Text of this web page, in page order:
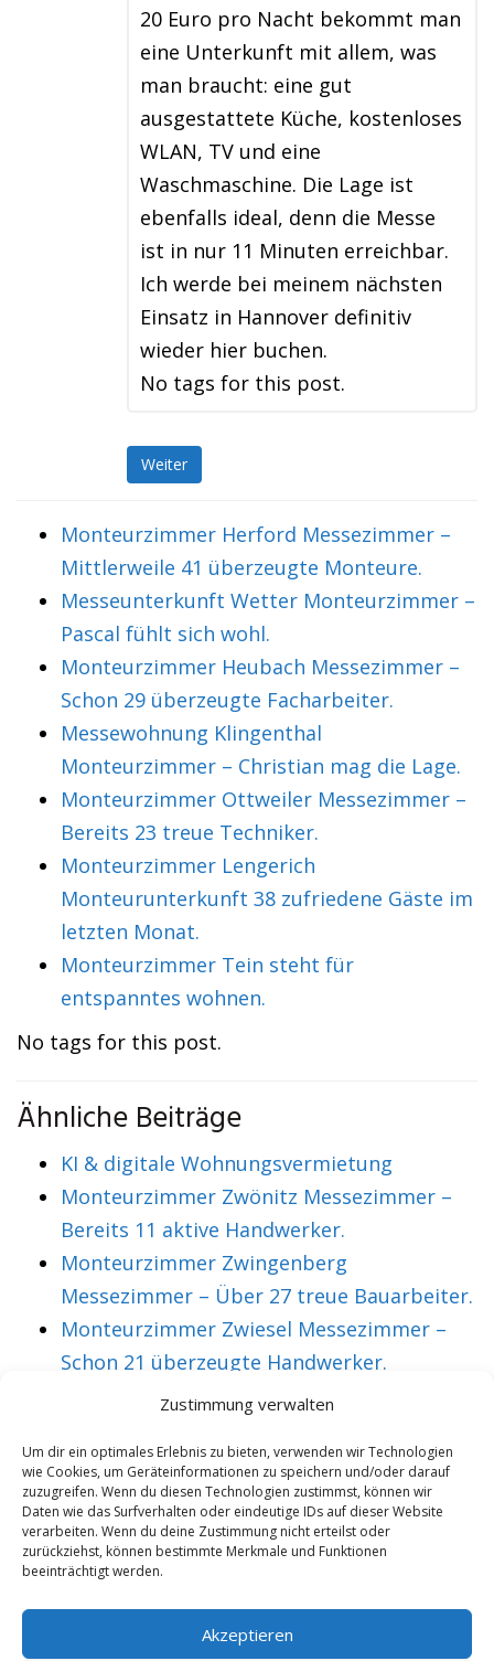
Zustimmung verwalten
Um dir ein optimales Erlebnis zu bieten, verwenden wir Technologien
wie Cookies, um Geräteinformationen zu speichern und/oder darauf
zuzugreifen. Wenn du diesen Technologien zustimmst, können wir
Daten wie das Surfverhalten oder eindeutige IDs auf dieser Website
verarbeiten. Wenn du deine Zustimmung nicht erteilst oder
zurückziehst, können bestimmte Merkmale und Funktionen
beeinträchtigt werden.
Akzeptieren
20 Euro pro Nacht bekommt man
eine Unterkunft mit allem, was
man braucht: eine gut
ausgestattete Küche, kostenloses
WLAN, TV und eine
Waschmaschine. Die Lage ist
ebenfalls ideal, denn die Messe
ist in nur 11 Minuten erreichbar.
Ich werde bei meinem nächsten
Einsatz in Hannover definitiv
wieder hier buchen.
No tags for this post.
Weiter
Monteurzimmer Herford Messezimmer –
Mittlerweile 41 überzeugte Monteure.
Messeunterkunft Wetter Monteurzimmer –
Pascal fühlt sich wohl.
Monteurzimmer Heubach Messezimmer –
Schon 29 überzeugte Facharbeiter.
Messewohnung Klingenthal
Monteurzimmer – Christian mag die Lage.
Monteurzimmer Ottweiler Messezimmer –
Bereits 23 treue Techniker.
Monteurzimmer Lengerich
Monteurunterkunft 38 zufriedene Gäste im
letzten Monat.
Monteurzimmer Tein steht für
entspanntes wohnen.
No tags for this post.
Ähnliche Beiträge
KI & digitale Wohnungsvermietung
Monteurzimmer Zwönitz Messezimmer –
Bereits 11 aktive Handwerker.
Monteurzimmer Zwingenberg
Messezimmer – Über 27 treue Bauarbeiter.
Monteurzimmer Zwiesel Messezimmer –
Schon 21 überzeugte Handwerker.
Monteurzimmer Zwickau Messezimmer –
VORHERIGER ARTIKEL
Monteurzimmer
Stühlingen
Messezimmer mit
Monteurunterkunft.
NÄCHSTER ARTIKEL
Monteurzimmer
Behaglichkeit.